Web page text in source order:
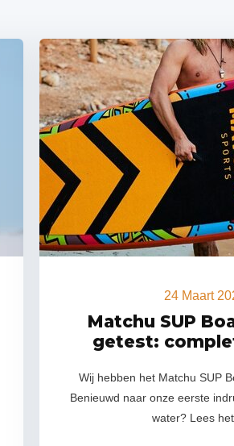
24 Maart
Matchu SUP
getest:
Wij hebben het Matchu SUP
Benieuwd naar onze eerste
water? Lees